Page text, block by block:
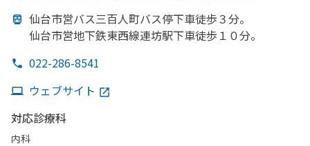
仙台市営バス三百人町バス停下車徒歩３分。
仙台市営地下鉄東西線連坊駅下車徒歩１０分。
022-286-8541
ウェブサイト
対応診療科
内科